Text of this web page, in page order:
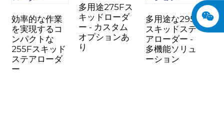
効率的な作業
を実現するコ
ンパクトな
255Fスキッド
ステアローダ
ー
多用途275Fス
キッドローダ
ー - カスタム
オプションあ
り
多用途な295F
スキッドステ
アローダー -
多機能ソリュ
ーション